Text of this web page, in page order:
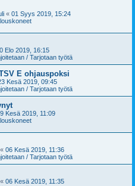
« 01 Syys 2019, 15:24
Elo 2019, 16:15
/ Tarjotaan työtä
E ohjauspoksi
Kesä 2019, 09:45
/ Tarjotaan työtä
Kesä 2019, 11:09
« 06 Kesä 2019, 11:36
/ Tarjotaan työtä
« 06 Kesä 2019, 11:35